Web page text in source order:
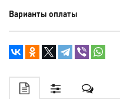
Варианты оплаты